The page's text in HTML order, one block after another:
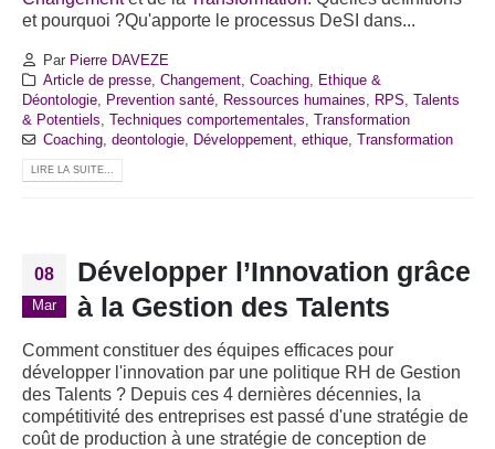
et pourquoi ?Qu'apporte le processus DeSI dans...
Par Pierre DAVEZE
Article de presse, Changement, Coaching, Ethique &
Déontologie, Prevention santé, Ressources humaines, RPS,
Talents
& Potentiels, Techniques comportementales,
Transformation
Coaching, deontologie, Développement, ethique, Transformation
LIRE LA SUITE...
08
Mar
Développer l’Innovation grâce
à la Gestion des Talents
Comment constituer des équipes efficaces pour
développer l'innovation par une politique RH de Gestion
des Talents ? Depuis ces 4 dernières décennies, la
compétitivité des entreprises est passé d'une stratégie de
coût de production à une stratégie de conception de